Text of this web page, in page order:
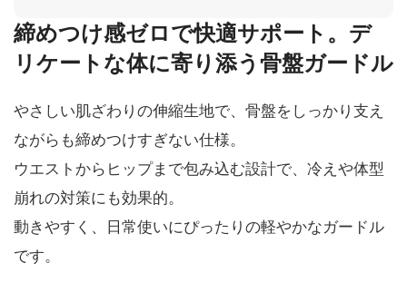
締めつけ感ゼロで快適サポート。デ
リケートな体に寄り添う骨盤ガードル
やさしい肌ざわりの伸縮生地で、骨盤をしっかり支え
ながらも締めつけすぎない仕様。
ウエストからヒップまで包み込む設計で、冷えや体型
崩れの対策にも効果的。
動きやすく、日常使いにぴったりの軽やかなガードル
です。